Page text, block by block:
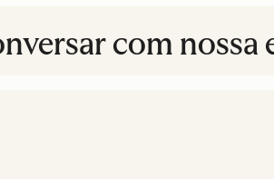
com nossa